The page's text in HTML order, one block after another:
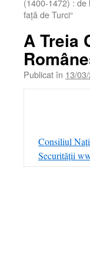
(1400-1472) : de
față de Turci“
A Treia
Publicat în 13/
Consiliul
Securităţii